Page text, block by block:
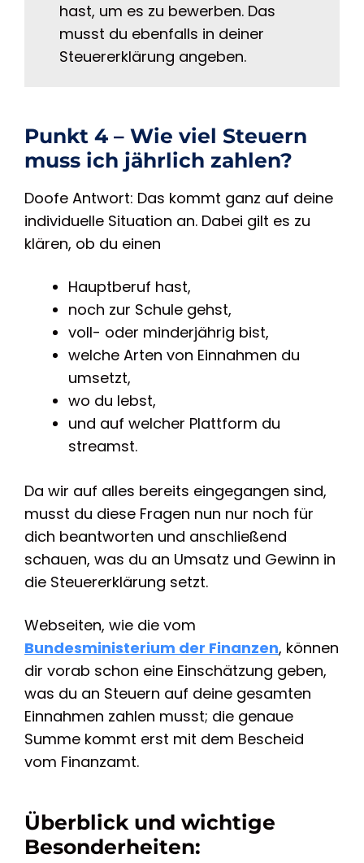
hast, um es zu bewerben. Das
musst du ebenfalls in deiner
Steuererklärung angeben.
Punkt 4 – Wie viel Steuern
muss ich jährlich zahlen?
Doofe Antwort: Das kommt ganz auf deine
individuelle Situation an. Dabei gilt es zu
klären, ob du einen
Hauptberuf hast,
noch zur Schule gehst,
voll- oder minderjährig bist,
welche Arten von Einnahmen du
umsetzt,
wo du lebst,
und auf welcher Plattform du
streamst.
Da wir auf alles bereits eingegangen sind,
musst du diese Fragen nun nur noch für
dich beantworten und anschließend
schauen, was du an Umsatz und Gewinn in
die Steuererklärung setzt.
Webseiten, wie die vom
Bundesministerium der Finanzen, können
dir vorab schon eine Einschätzung geben,
was du an Steuern auf deine gesamten
Einnahmen zahlen musst; die genaue
Summe kommt erst mit dem Bescheid
vom Finanzamt.
Überblick und wichtige
Besonderheiten: